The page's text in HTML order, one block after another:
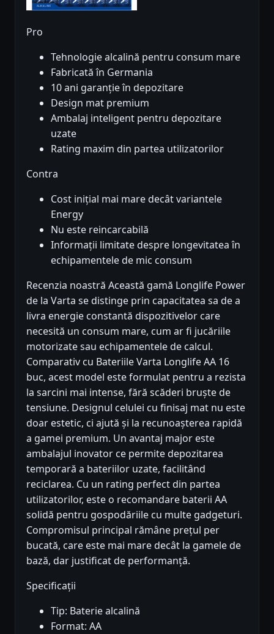
Pro
Tehnologie alcalină pentru consum mare
Fabricată în Germania
10 ani garanție în depozitare
Design mat premium
Ambalaj inteligent pentru depozitare
uzate
Rating maxim din partea utilizatorilor
Contra
Cost inițial mai mare decât variantele
Energy
Nu este reincarcabilă
Informații limitate despre longevitatea în
echipamentele de mic consum
Recenzia noastră Această gamă Longlife Power
de la Varta se distinge prin capacitatea sa de a
livra energie constantă dispozitivelor care
necesită un consum mare, cum ar fi jucăriile
motorizate sau echipamentele de calcul.
Comparativ cu Bateriile Varta Longlife AA 16
buc, acest model este formulat pentru a rezista
la sarcini mai intense, fără scăderi bruște de
tensiune. Designul celulei cu finisaj mat nu este
doar estetic, ci ajută și la recunoașterea rapidă
a gamei premium. Un avantaj major este
ambalajul inovator ce permite depozitarea
temporară a bateriilor uzate, facilitând
reciclarea. Cu un rating perfect din partea
utilizatorilor, este o recomandare baterii AA
solidă pentru gospodăriile cu multe gadgeturi.
Compromisul principal rămâne prețul per
bucată, care este mai mare decât la gamele de
bază, dar justificat de performanță.
Specificații
Tip: Baterie alcalină
Format: AA